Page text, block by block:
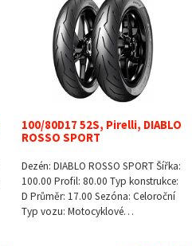
100/80D17 52S, Pirelli, DIABLO
ROSSO SPORT
Dezén: DIABLO ROSSO SPORT Šířka:
100.00 Profil: 80.00 Typ konstrukce:
D Průměr: 17.00 Sezóna: Celoroční
Typ vozu: Motocyklové…